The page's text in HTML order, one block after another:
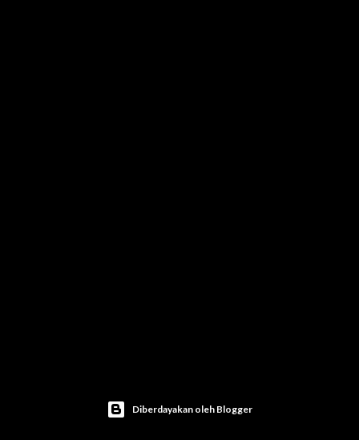
Diberdayakan oleh Blogger